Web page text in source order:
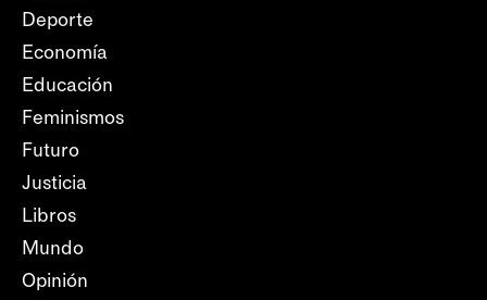
Deporte
Economía
Educación
Feminismos
Futuro
Justicia
Libros
Mundo
Opinión